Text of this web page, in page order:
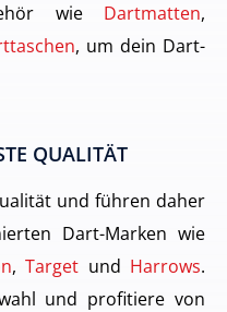
wie Dartmatten,
, um dein Dart-
QUALITÄT
und führen daher
Dart-Marken wie
,Target und Harrows.
und profitiere von